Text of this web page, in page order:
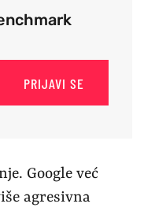
PRIJAVI SE
Google već
agresivna